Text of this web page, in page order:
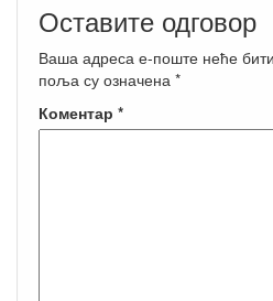
Оставите одговор
Ваша адреса е-поште неће
поља су означена *
Коментар *